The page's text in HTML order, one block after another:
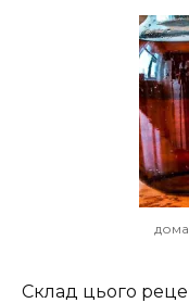
Склад цього